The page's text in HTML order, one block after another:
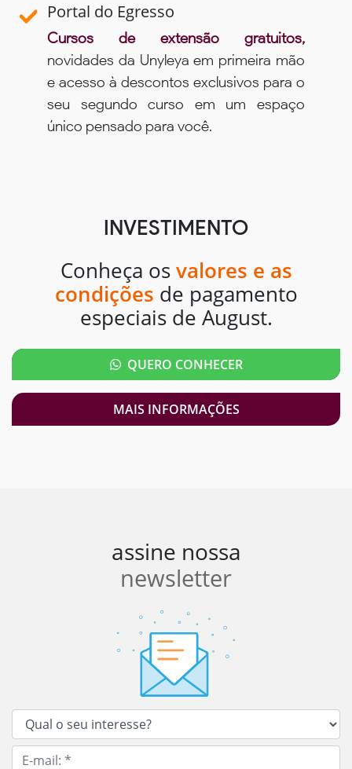
Portal do Egresso
Cursos de extensão gratuitos,
novidades da Unyleya em primeira mão
e acesso à descontos exclusivos para o
seu segundo curso em um espaço
único pensado para você.
INVESTIMENTO
Conheça os valores e as
condições de pagamento
especiais de August.
QUERO CONHECER
MAIS INFORMAÇÕES
assine nossa
newsletter